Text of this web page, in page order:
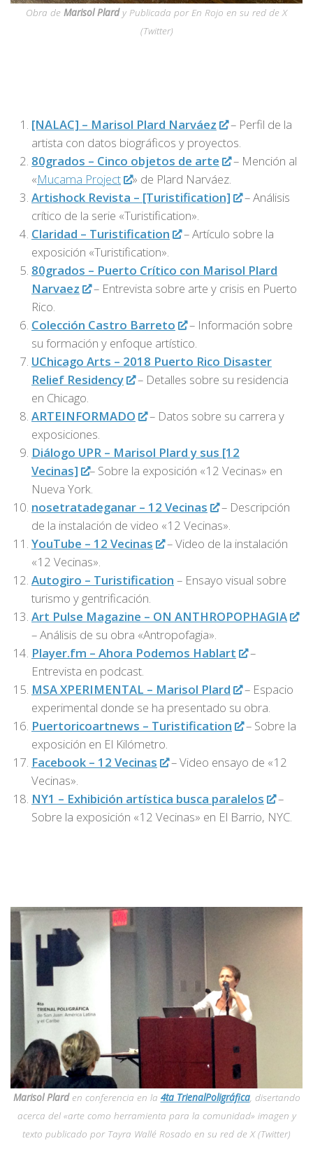
Obra de Marisol Plardy Publicada por En Rojo en su red de X
(Twitter)
[NALAC] – Marisol Plard Narváez
– Perfil de la
artista con datos biográficos y proyectos.
80grados – Cinco objetos de arte
– Mención al
«Mucama Project
» de Plard Narváez.
Artishock Revista – [Turistification]
– Análisis
crítico de la serie «Turistification».
Claridad – Turistification
– Artículo sobre la
exposición «Turistification».
80grados – Puerto Crítico con Marisol Plard
Narvaez
– Entrevista sobre arte y crisis en Puerto
Rico.
Colección Castro Barreto
– Información sobre
su formación y enfoque artístico.
UChicago Arts – 2018 Puerto Rico Disaster
Relief Residency
– Detalles sobre su residencia
en Chicago.
ARTEINFORMADO
– Datos sobre su carrera y
exposiciones.
Diálogo UPR – Marisol Plard y sus [12
Vecinas]
– Sobre la exposición «12 Vecinas» en
Nueva York.
nosetratadeganar – 12 Vecinas
– Descripción
de la instalación de video «12 Vecinas».
YouTube – 12 Vecinas
– Video de la instalación
«12 Vecinas».
Autogiro – Turistification – Ensayo visual sobre
turismo y gentrificación.
Art Pulse Magazine – ON ANTHROPOPHAGIA
– Análisis de su obra «Antropofagia».
Player.fm – Ahora Podemos Hablart
–
Entrevista en podcast.
MSA XPERIMENTAL – Marisol Plard
– Espacio
experimental donde se ha presentado su obra.
Puertoricoartnews – Turistification
– Sobre la
exposición en El Kilómetro.
Facebook – 12 Vecinas
– Video ensayo de «12
Vecinas».
NY1 – Exhibición artística busca paralelos
–
Sobre la exposición «12 Vecinas» en El Barrio, NYC.
Marisol Plard en conferencia en la 4ta TrienalPoligráfica, disertando
acerca del «arte como herramienta para la comunidad» imagen y
texto publicado por Tayra Wallé Rosado en su red de X (Twitter)